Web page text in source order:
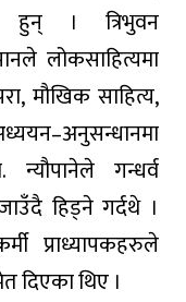
हुन् । त्रिभुवन
लोकसाहित्यमा
मौखिक साहित्य,
न्यौपानेले गन्धर्व
हिड्ने गर्दथे ।
प्राध्यापकहरुले
दिएका थिए ।